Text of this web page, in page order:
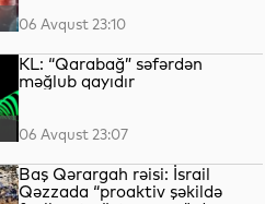
06 Avqust 23:10
KL: “Qarabağ” səfərdən
məğlub qayıdır
06 Avqust 23:07
Baş Qərargah rəisi: İsrail
Qəzzada “proaktiv şəkildə